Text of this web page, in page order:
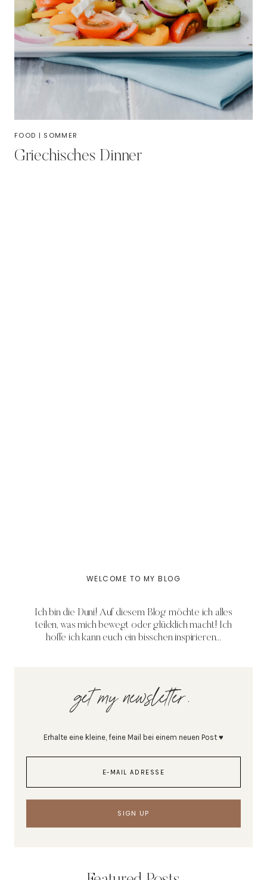
FOOD | SOMMER
Griechisches Dinner
WELCOME TO MY BLOG
Ich bin die Duni! Auf diesem Blog möchte ich alles
teilen, was mich bewegt oder glücklich macht! Ich
hoffe ich kann euch ein bisschen inspirieren...
get my newsletter.
Erhalte eine kleine, feine Mail bei einem neuen Post ♥